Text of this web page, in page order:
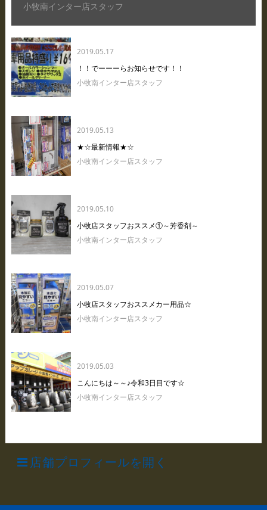
小牧南インター店スタッフ
2019.05.17
！！でーーーらお知らせです！！
小牧南インター店スタッフ
2019.05.13
★☆最新情報★☆
小牧南インター店スタッフ
2019.05.10
小牧店スタッフおススメ①～芳香剤～
小牧南インター店スタッフ
2019.05.07
小牧店スタッフおススメカー用品☆
小牧南インター店スタッフ
2019.05.03
こんにちは～～♪令和3日目です☆
小牧南インター店スタッフ
店舗プロフィールを開く